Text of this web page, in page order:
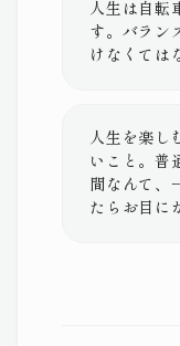
人生は自転
す。バラン
けなくては
人生を楽し
いこと。普
間なんて、
たらお目に